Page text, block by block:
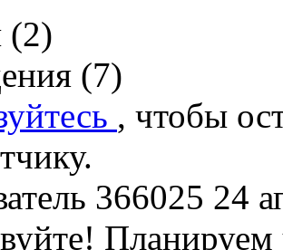
(2)
(7)
, чтобы
366025 24